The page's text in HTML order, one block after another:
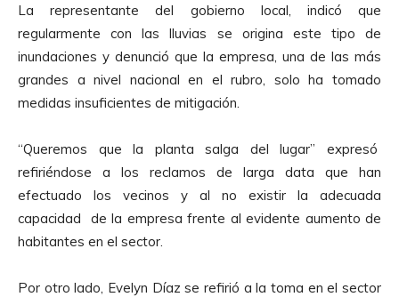
o
r
d
e
A
i
o
La representante del gobierno local, indicó que
regularmente con las lluvias se origina este tipo de
inundaciones y denunció que la empresa, una de las más
grandes a nivel nacional en el rubro, solo ha tomado
medidas insuficientes de mitigación.
“Queremos que la planta salga del lugar” expresó
refiriéndose a los reclamos de larga data que han
efectuado los vecinos y al no existir la adecuada
capacidad de la empresa frente al evidente aumento de
habitantes en el sector.
Por otro lado, Evelyn Díaz se refirió a la toma en el sector